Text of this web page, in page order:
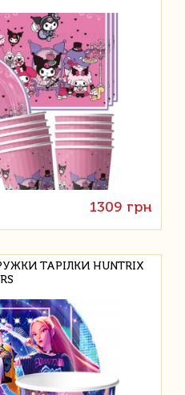
1309 грн
ТАРІЛКИ HUNTRIX